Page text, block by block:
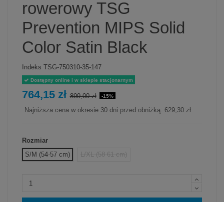
rowerowy TSG
Prevention MIPS Solid
Color Satin Black
Indeks TSG-750310-35-147
Dostępny online i w sklepie stacjonarnym
764,15 zł 899,00 zł -15%
Najniższa cena w okresie 30 dni przed obniżką: 629,30 zł
Rozmiar
S/M (54-57 cm)
L/XL (58-61 cm)